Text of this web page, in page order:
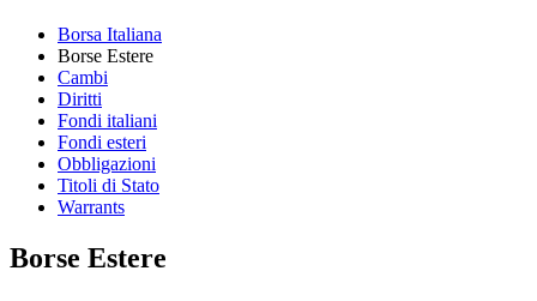
Borsa Italiana
Borse Estere
Cambi
Diritti
Fondi italiani
Fondi esteri
Obbligazioni
Titoli di Stato
Warrants
Borse Estere